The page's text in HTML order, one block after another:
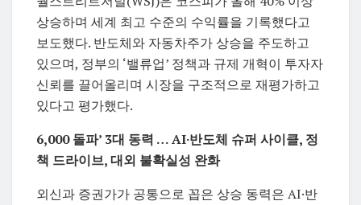
상승하며 세계 최고 수준의 수익률을 기록했다고
보도했다. 반도체와 자동차주가 상승을 주도하고
있으며, 정부의 ‘밸류업’ 정책과 규제 개혁이 투자자
신뢰를 끌어올리며 시장을 구조적으로 재평가하고
있다고 평가했다.
6,000 돌파’ 3대 동력 … AI·반도체 슈퍼 사이클, 정
책 드라이브, 대외 불확실성 완화
외신과 증권가가 공통으로 꼽은 상승 동력은 AI·반